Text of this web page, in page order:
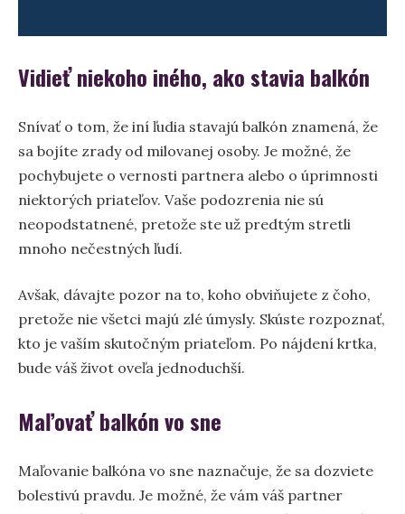
Vidieť niekoho iného, ako stavia balkón
Snívať o tom, že iní ľudia stavajú balkón znamená, že
sa bojíte zrady od milovanej osoby. Je možné, že
pochybujete o vernosti partnera alebo o úprimnosti
niektorých priateľov. Vaše podozrenia nie sú
neopodstatnené, pretože ste už predtým stretli
mnoho nečestných ľudí.
Avšak, dávajte pozor na to, koho obviňujete z čoho,
pretože nie všetci majú zlé úmysly. Skúste rozpoznať,
kto je vaším skutočným priateľom. Po nájdení krtka,
bude váš život oveľa jednoduchší.
Maľovať balkón vo sne
Maľovanie balkóna vo sne naznačuje, že sa dozviete
bolestivú pravdu. Je možné, že vám váš partner